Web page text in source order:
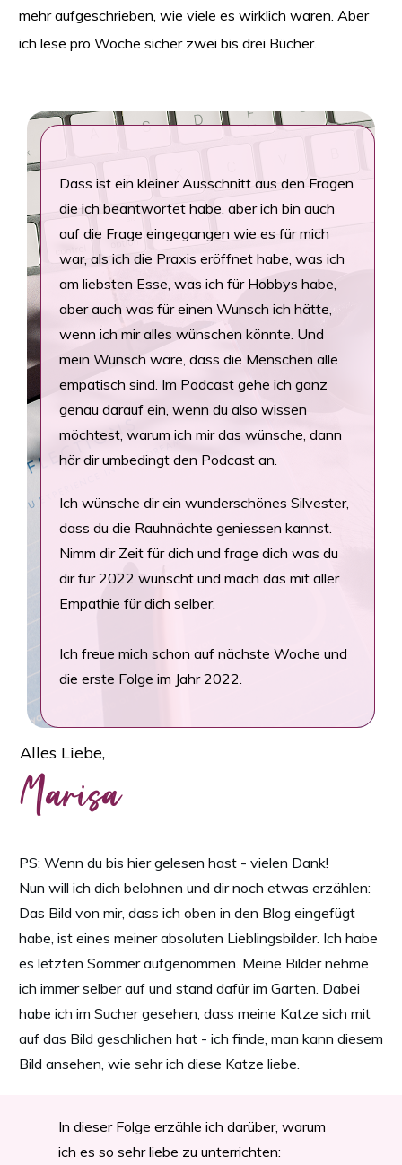
mehr aufgeschrieben, wie viele es wirklich waren. Aber
ich lese pro Woche sicher zwei bis drei Bücher.
Dass ist ein kleiner Ausschnitt aus den Fragen
die ich beantwortet habe, aber ich bin auch
auf die Frage eingegangen wie es für mich
war, als ich die Praxis eröffnet habe, was ich
am liebsten Esse, was ich für Hobbys habe,
aber auch was für einen Wunsch ich hätte,
wenn ich mir alles wünschen könnte. Und
mein Wunsch wäre, dass die Menschen alle
empatisch sind. Im Podcast gehe ich ganz
genau darauf ein, wenn du also wissen
möchtest, warum ich mir das wünsche, dann
hör dir umbedingt den Podcast an.
Ich wünsche dir ein wunderschönes Silvester,
dass du die Rauhnächte geniessen kannst.
Nimm dir Zeit für dich und frage dich was du
dir für 2022 wünscht und mach das mit aller
Empathie für dich selber.
Ich freue mich schon auf nächste Woche und
die erste Folge im Jahr 2022.
Alles Liebe,
Marisa
PS: Wenn du bis hier gelesen hast - vielen Dank!
Nun will ich dich belohnen und dir noch etwas erzählen:
Das Bild von mir, dass ich oben in den Blog eingefügt
habe, ist eines meiner absoluten Lieblingsbilder. Ich habe
es letzten Sommer aufgenommen. Meine Bilder nehme
ich immer selber auf und stand dafür im Garten. Dabei
habe ich im Sucher gesehen, dass meine Katze sich mit
auf das Bild geschlichen hat - ich finde, man kann diesem
Bild ansehen, wie sehr ich diese Katze liebe.
In dieser Folge erzähle ich darüber, warum
ich es so sehr liebe zu unterrichten: